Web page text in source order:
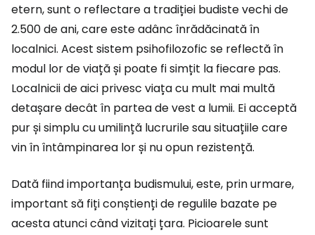
etern, sunt o reflectare a tradiției budiste vechi de
2.500 de ani, care este adânc înrădăcinată în
localnici. Acest sistem psihofilozofic se reflectă în
modul lor de viață și poate fi simțit la fiecare pas.
Localnicii de aici privesc viața cu mult mai multă
detașare decât în partea de vest a lumii. Ei acceptă
pur și simplu cu umilință lucrurile sau situațiile care
vin în întâmpinarea lor și nu opun rezistență.
Dată fiind importanța budismului, este, prin urmare,
important să fiți conștienți de regulile bazate pe
acesta atunci când vizitați țara. Picioarele sunt